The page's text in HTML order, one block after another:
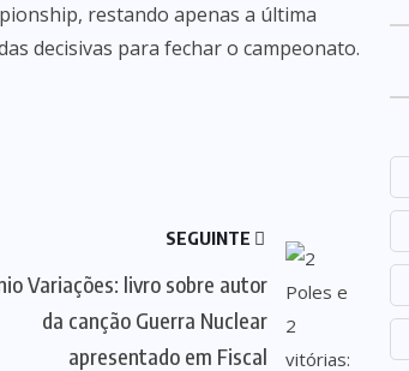
restando apenas a última
decisivas para fechar o campeonato.
SEGUINTE
Variações: livro sobre autor
da canção Guerra Nuclear
apresentado em Fiscal